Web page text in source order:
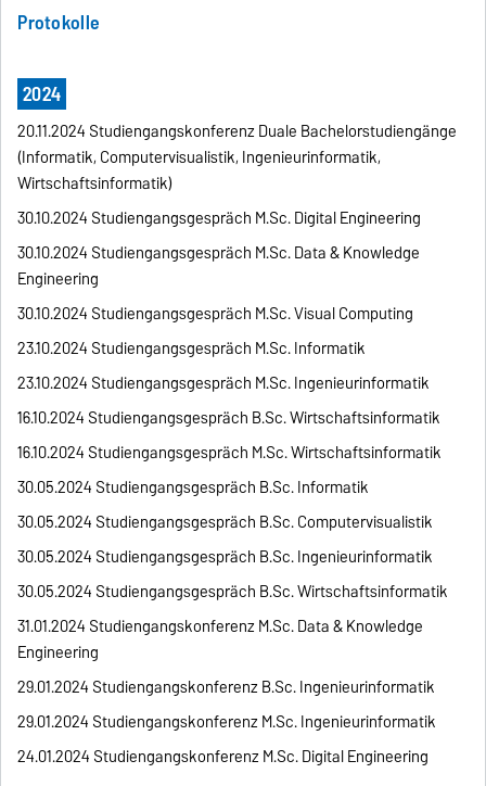
Protokolle
2024
20.11.2024 Studiengangskonferenz Duale Bachelorstudiengänge
(Informatik, Computervisualistik, Ingenieurinformatik,
Wirtschaftsinformatik)
30.10.2024 Studiengangsgespräch M.Sc. Digital Engineering
30.10.2024 Studiengangsgespräch M.Sc. Data & Knowledge
Engineering
30.10.2024 Studiengangsgespräch M.Sc. Visual Computing
23.10.2024 Studiengangsgespräch M.Sc. Informatik
23.10.2024 Studiengangsgespräch M.Sc. Ingenieurinformatik
16.10.2024 Studiengangsgespräch B.Sc. Wirtschaftsinformatik
16.10.2024 Studiengangsgespräch M.Sc. Wirtschaftsinformatik
30.05.2024 Studiengangsgespräch B.Sc. Informatik
30.05.2024 Studiengangsgespräch B.Sc. Computervisualistik
30.05.2024 Studiengangsgespräch B.Sc. Ingenieurinformatik
30.05.2024 Studiengangsgespräch B.Sc. Wirtschaftsinformatik
31.01.2024 Studiengangskonferenz M.Sc. Data & Knowledge
Engineering
29.01.2024 Studiengangskonferenz B.Sc. Ingenieurinformatik
29.01.2024 Studiengangskonferenz M.Sc. Ingenieurinformatik
24.01.2024 Studiengangskonferenz M.Sc. Digital Engineering